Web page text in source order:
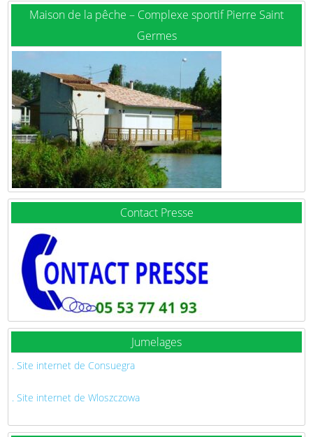
Maison de la pêche – Complexe sportif Pierre Saint
Germes
Contact Presse
Jumelages
. Site internet de Consuegra
. Site internet de Wloszczowa